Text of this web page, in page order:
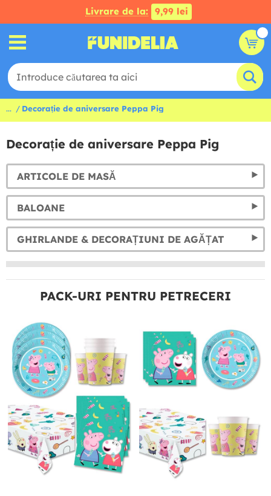
Livrare de la: 9,99 lei
... Decorație de aniversare Peppa Pig
Decorație de aniversare Peppa Pig
ARTICOLE DE MASĂ
BALOANE
GHIRLANDE & DECORAȚIUNI DE AGĂȚAT
PACK-URI PENTRU PETRECERI